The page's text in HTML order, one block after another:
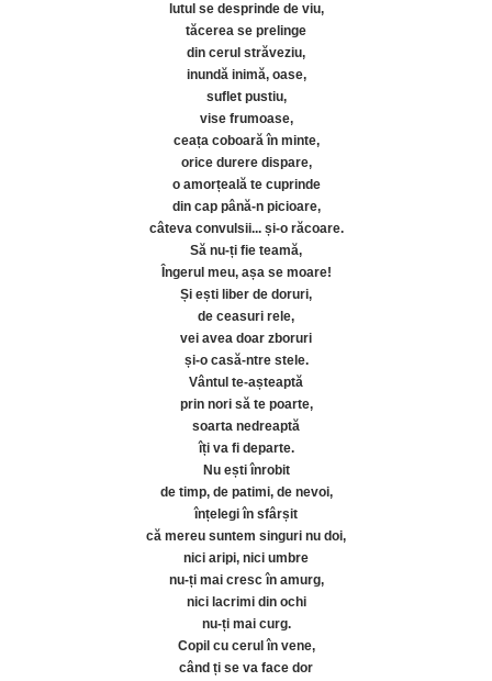
lutul se desprinde de viu,
tăcerea se prelinge
din cerul străveziu,
inundă inimă, oase,
suflet pustiu,
vise frumoase,
ceața coboară în minte,
orice durere dispare,
o amorțeală te cuprinde
din cap până-n picioare,
câteva convulsii... și-o răcoare.
Să nu-ți fie teamă,
Îngerul meu, așa se moare!
Și ești liber de doruri,
de ceasuri rele,
vei avea doar zboruri
și-o casă-ntre stele.
Vântul te-așteaptă
prin nori să te poarte,
soarta nedreaptă
îți va fi departe.
Nu ești înrobit
de timp, de patimi, de nevoi,
înțelegi în sfârșit
că mereu suntem singuri nu doi,
nici aripi, nici umbre
nu-ți mai cresc în amurg,
nici lacrimi din ochi
nu-ți mai curg.
Copil cu cerul în vene,
când ți se va face dor